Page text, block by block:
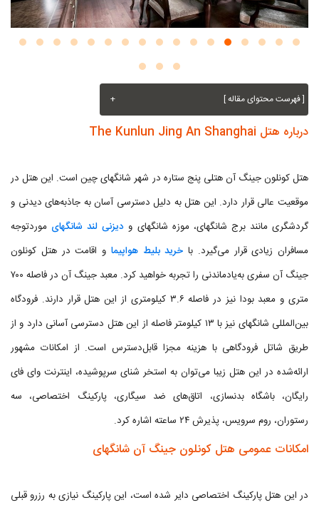
[ فهرست محتوای مقاله ] +
درباره هتل The Kunlun Jing An Shanghai
هتل کونلون جینگ آن هتلی پنج ستاره در شهر شانگهای چین است. این هتل در
موقعیت عالی قرار دارد. این هتل به دلیل دسترسی آسان به جاذبه‌های دیدنی و
گردشگری مانند برج شانگهای، موزه شانگهای و دیزنی لند شانگهای موردتوجه
مسافران زیادی قرار می‌گیرد. با خرید بلیط هواپیما و اقامت در هتل کونلون
جینگ آن سفری به‌یادماندنی را تجربه خواهید کرد. معبد جینگ آن در فاصله ۷۰۰
متری و معبد بودا نیز در فاصله ۳.۶ کیلومتری از این هتل قرار دارند. فرودگاه
بین‌المللی شانگهای نیز با ۱۳ کیلومتر فاصله از این هتل دسترسی آسانی دارد و از
طریق شاتل فرودگاهی با هزینه مجزا قابل‌دسترس است. از امکانات مشهور
ارائه‌شده در این هتل زیبا می‌توان به استخر شنای سرپوشیده، اینترنت وای فای
رایگان، باشگاه بدنسازی، اتاق‌های ضد سیگاری، پارکینگ اختصاصی، سه
رستوران، روم سرویس، پذیرش ۲۴ ساعته اشاره کرد.
امکانات عمومی هتل کونلون جینگ آن شانگهای
در این هتل پارکینگ اختصاصی دایر شده است، این پارکینگ نیازی به رزرو قبلی